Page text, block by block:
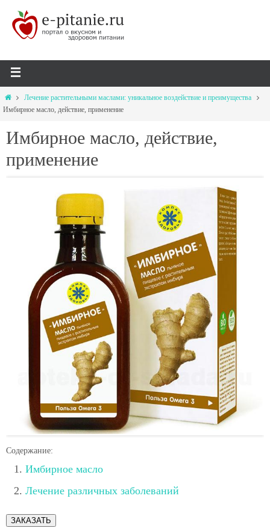
Лечение растительными маслами: уникальное воздействие и преимущества
Имбирное масло, действие, применение
Имбирное масло, действие,
применение
Содержание:
Имбирное масло
Лечение различных заболеваний
ЗАКАЗАТЬ